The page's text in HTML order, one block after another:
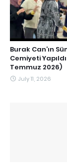
Burak Can’ın
Cemiyeti
Temmuz 2026)
July 11, 2026